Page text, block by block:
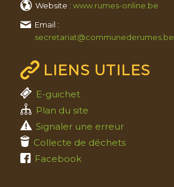
Website :www.rumes-online.be
Email :
secretariat@communederumes.be
LIENS UTILES
E-guichet
Plan du site
Signaler une erreur
Collecte de déchets
Facebook